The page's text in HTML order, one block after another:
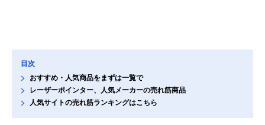
目次
おすすめ・人気商品をまずは一覧で
レーザーポインター、人気メーカーの売れ筋商品
人気サイトの売れ筋ランキングはこちら